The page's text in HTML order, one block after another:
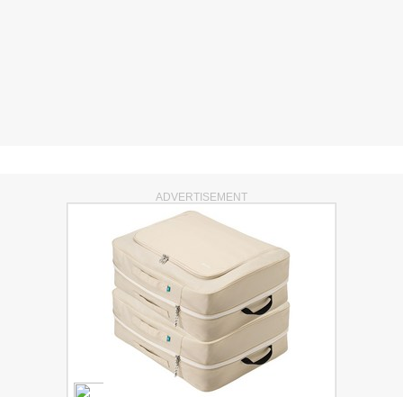
ADVERTISEMENT